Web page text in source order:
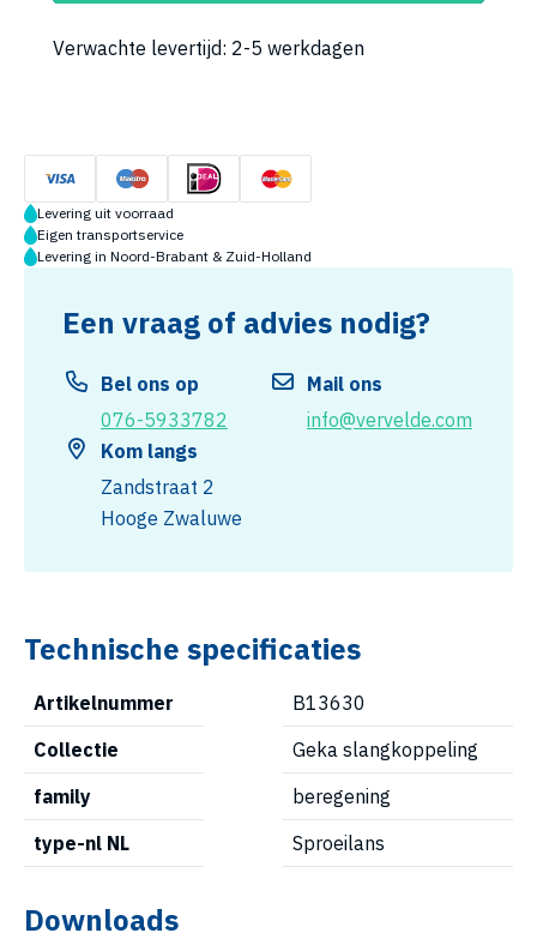
Verwachte levertijd: 2-5 werkdagen
Levering uit voorraad
Eigen transportservice
Levering in Noord-Brabant & Zuid-Holland
Een vraag of advies nodig?
Bel ons op
076-5933782
Mail ons
info@vervelde.com
Kom langs
Zandstraat 2
Hooge Zwaluwe
Technische specificaties
Artikelnummer
B13630
Collectie
Geka slangkoppeling
family
beregening
type-nl NL
Sproeilans
Downloads